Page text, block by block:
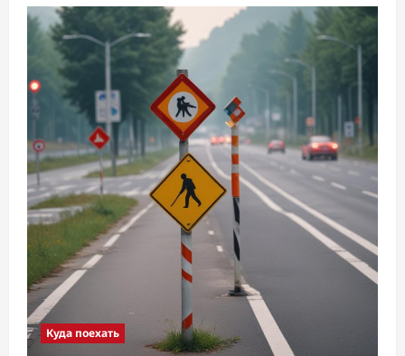
Куда поехать